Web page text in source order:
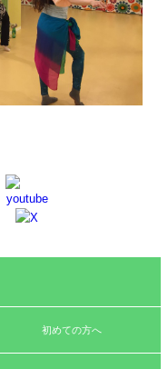
初めての方へ